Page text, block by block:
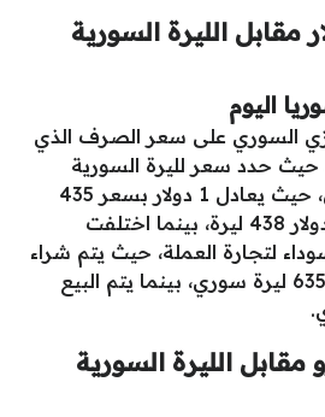
الليرة السورية
اليوم
السوري على سعر الصرف الذي
حدد سعر لليرة السورية
مقابل الدولار الأمريكي، حيث يعادل 1 دولار بسعر 435
للشراء، وسعر البيع للدولار 438 ليرة، بينما اختلفت
لتجارة العملة، حيث يتم شراء
1 دولار أمريكي بسعر 635 ليرة سوري، بينما يتم البيع
الليرة السورية